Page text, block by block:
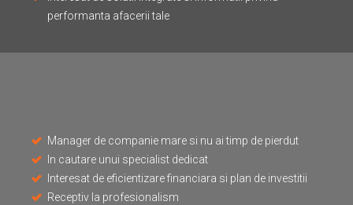
performanta afacerii tale
Manager de companie mare si nu ai timp de pierdut
In cautare unui specialist dedicat
Interesat de eficientizare financiara si plan de investitii
Receptiv la profesionalism